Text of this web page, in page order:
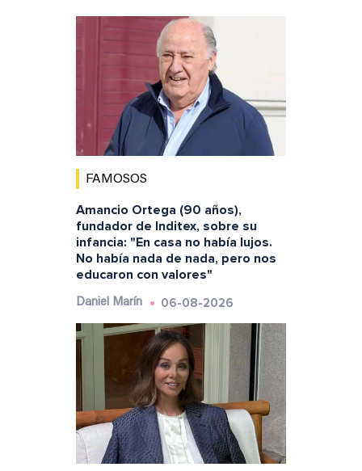
FAMOSOS
Amancio Ortega (90 años),
fundador de Inditex, sobre su
infancia: "En casa no había lujos.
No había nada de nada, pero nos
educaron con valores"
Daniel Marín 06-08-2026